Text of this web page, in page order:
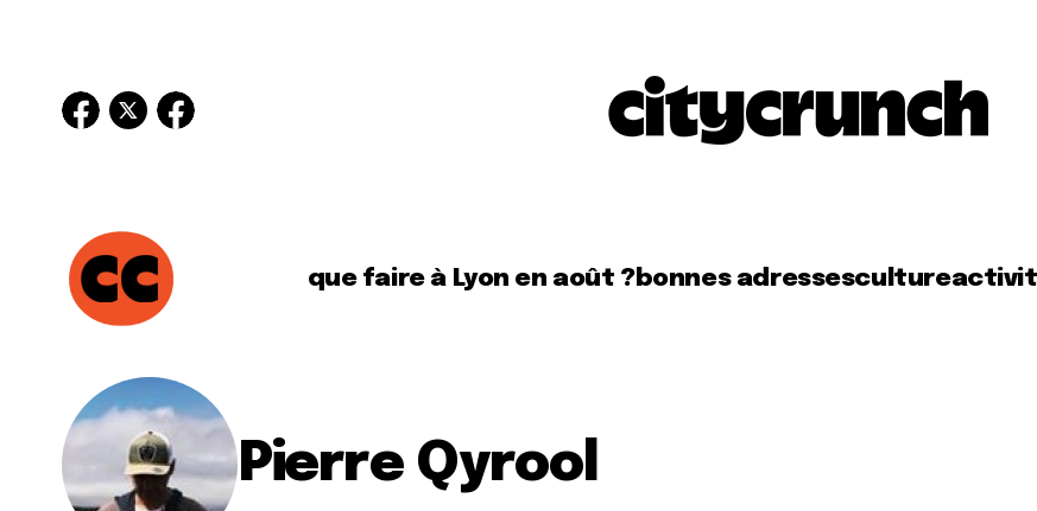
que faire à Lyon en août ?bonnes adressesculture
Pierre Qyrool